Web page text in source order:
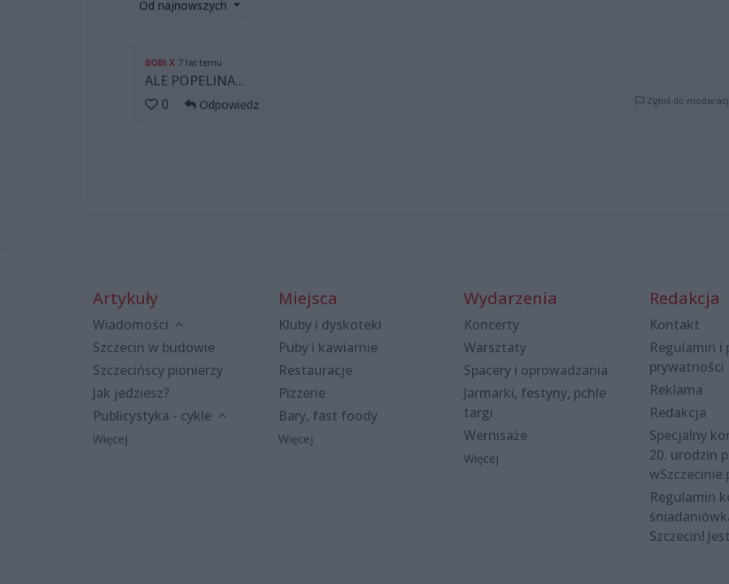
Od najnowszych
BOBI X 7 lat temu
ALE POPELINA...
0
Odpowiedz Zgłoś do
Artykuły
Wiadomości
Szczecin w budowie
Szczecińscy pionierzy
Jak jedziesz?
Publicystyka - cykle
Więcej
Miejsca
Kluby i dyskoteki
Puby i kawiarnie
Restauracje
Pizzerie
Bary, fast foody
Więcej
Wydarzenia
Koncerty
Warsztaty
Spacery i oprowadzania
Jarmarki, festyny, pchle
targi
Wernisaże
Więcej
Redakcja
Kontakt
Regulamin i
prywatności
Reklama
Redakcja
Specjalny
20. urodzin
Regulamin
Szczecin!